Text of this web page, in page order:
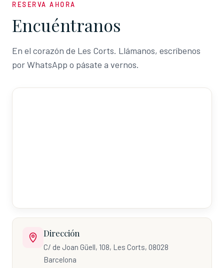
RESERVA AHORA
Encuéntranos
En el corazón de Les Corts. Llámanos, escríbenos
por WhatsApp o pásate a vernos.
Dirección
C/ de Joan Güell, 108, Les Corts, 08028
Barcelona